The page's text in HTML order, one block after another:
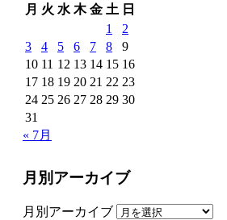
月 火 水 木 金 土 日
1
2
3
4 5 6 7 8
9
10 11 12 13 14 15 16
17 18 19 20 21 22 23
24 25 26 27 28 29 30
31
« 7月
月別アーカイブ
月別アーカイブ